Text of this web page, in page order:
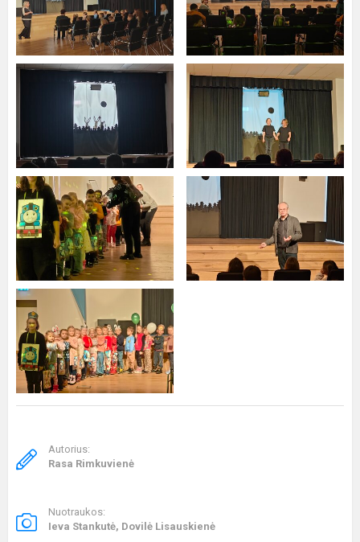
Autorius:
Rasa Rimkuvienė
Nuotraukos:
Ieva Stankutė, Dovilė Lisauskienė